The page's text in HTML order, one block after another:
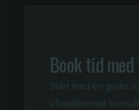
Book tid
Start med en gratis
uforpliktende